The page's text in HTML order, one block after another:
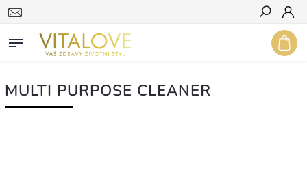
Hledat
MULTI PURPOSE CLEANER